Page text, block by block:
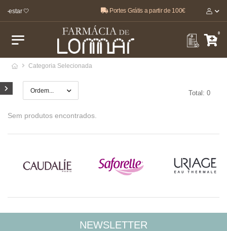
estar 🤍 Portes Grátis a partir de 100€
0
Categoria Selecionada
Total: 0
Sem produtos encontrados.
NEWSLETTER